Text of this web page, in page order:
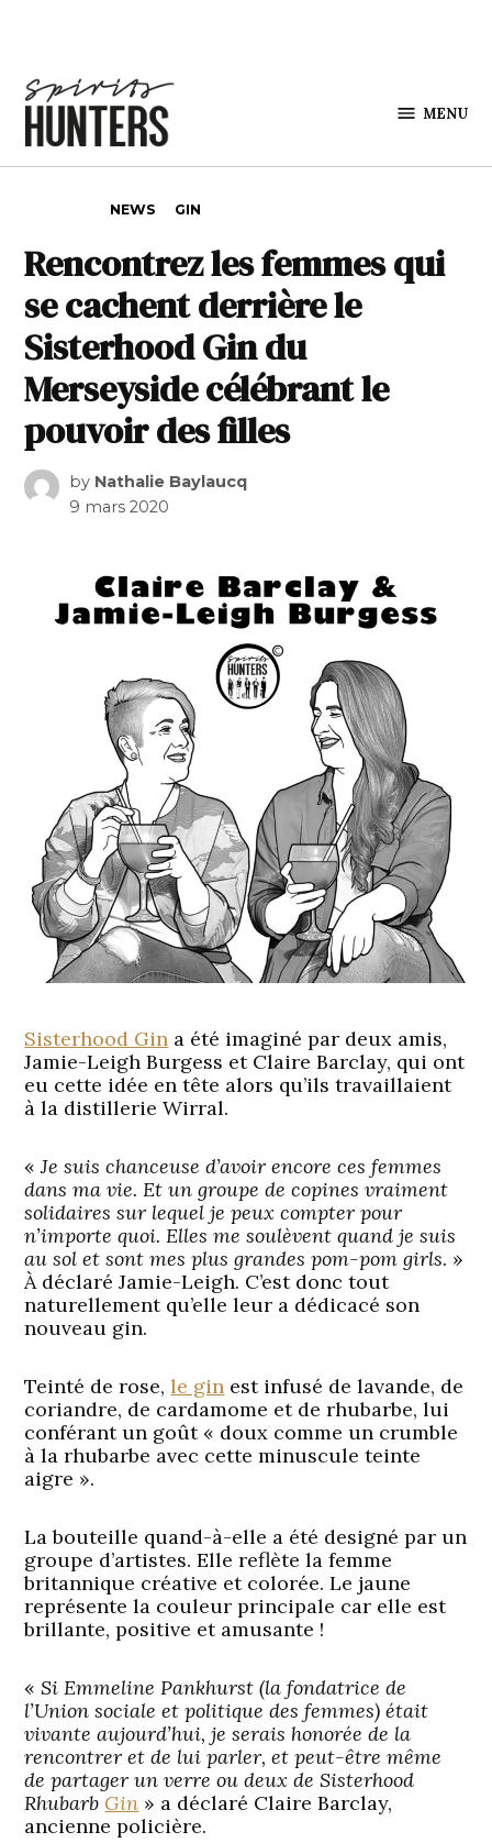
MENU
NEWS GIN
Rencontrez les femmes qui
se cachent derrière le
Sisterhood Gin du
Merseyside célébrant le
pouvoir des filles
by Nathalie Baylaucq
9 mars 2020
Sisterhood Gin a été imaginé par deux amis,
Jamie-Leigh Burgess et Claire Barclay, qui ont
eu cette idée en tête alors qu’ils travaillaient
à la distillerie Wirral.
« Je suis chanceuse d’avoir encore ces femmes
dans ma vie. Et un groupe de copines vraiment
solidaires sur lequel je peux compter pour
n’importe quoi. Elles me soulèvent quand je suis
au sol et sont mes plus grandes pom-pom girls. »
À déclaré Jamie-Leigh. C’est donc tout
naturellement qu’elle leur a dédicacé son
nouveau gin.
Teinté de rose,le gin est infusé de lavande, de
coriandre, de cardamome et de rhubarbe, lui
conférant un goût « doux comme un crumble
à la rhubarbe avec cette minuscule teinte
aigre ».
La bouteille quand-à-elle a été designé par un
groupe d’artistes. Elle reflète la femme
britannique créative et colorée. Le jaune
représente la couleur principale car elle est
brillante, positive et amusante !
«Si Emmeline Pankhurst (la fondatrice de
l’Union sociale et politique des femmes) était
vivante aujourd’hui, je serais honorée de la
rencontrer et de lui parler, et peut-être même
de partager un verre ou deux de Sisterhood
Rhubarb Gin » a déclaré Claire Barclay,
ancienne policière.